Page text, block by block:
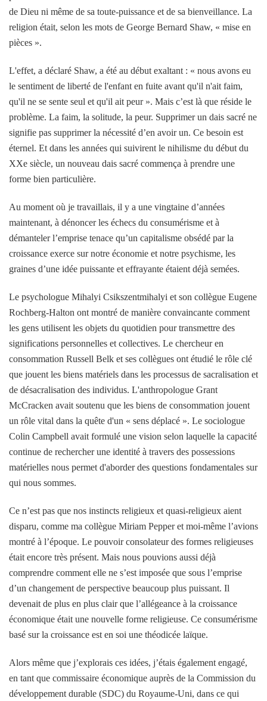
de Dieu ni même de sa toute-puissance et de sa bienveillance. La
religion était, selon les mots de George Bernard Shaw, « mise en
pièces ».
L'effet, a déclaré Shaw, a été au début exaltant : « nous avons eu
le sentiment de liberté de l'enfant en fuite avant qu'il n'ait faim,
qu'il ne se sente seul et qu'il ait peur ». Mais c’est là que réside le
problème. La faim, la solitude, la peur. Supprimer un dais sacré ne
signifie pas supprimer la nécessité d’en avoir un. Ce besoin est
éternel. Et dans les années qui suivirent le nihilisme du début du
XXe siècle, un nouveau dais sacré commença à prendre une
forme bien particulière.
Au moment où je travaillais, il y a une vingtaine d’années
maintenant, à dénoncer les échecs du consumérisme et à
démanteler l’emprise tenace qu’un capitalisme obsédé par la
croissance exerce sur notre économie et notre psychisme, les
graines d’une idée puissante et effrayante étaient déjà semées.
Le psychologue Mihalyi Csikszentmihalyi et son collègue Eugene
Rochberg-Halton ont montré de manière convaincante comment
les gens utilisent les objets du quotidien pour transmettre des
significations personnelles et collectives. Le chercheur en
consommation Russell Belk et ses collègues ont étudié le rôle clé
que jouent les biens matériels dans les processus de sacralisation et
de désacralisation des individus. L'anthropologue Grant
McCracken avait soutenu que les biens de consommation jouent
un rôle vital dans la quête d'un « sens déplacé ». Le sociologue
Colin Campbell avait formulé une vision selon laquelle la capacité
continue de rechercher une identité à travers des possessions
matérielles nous permet d'aborder des questions fondamentales sur
qui nous sommes.
Ce n’est pas que nos instincts religieux et quasi-religieux aient
disparu, comme ma collègue Miriam Pepper et moi-même l’avions
montré à l’époque. Le pouvoir consolateur des formes religieuses
était encore très présent. Mais nous pouvions aussi déjà
comprendre comment elle ne s’est imposée que sous l’emprise
d’un changement de perspective beaucoup plus puissant. Il
devenait de plus en plus clair que l’allégeance à la croissance
économique était une nouvelle forme religieuse. Ce consumérisme
basé sur la croissance est en soi une théodicée laïque.
Alors même que j’explorais ces idées, j’étais également engagé,
en tant que commissaire économique auprès de la Commission du
développement durable (SDC) du Royaume-Uni, dans ce qui